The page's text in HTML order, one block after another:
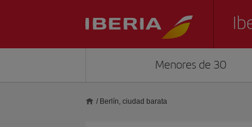
Menores de 30
/ Berlín, ciudad barata